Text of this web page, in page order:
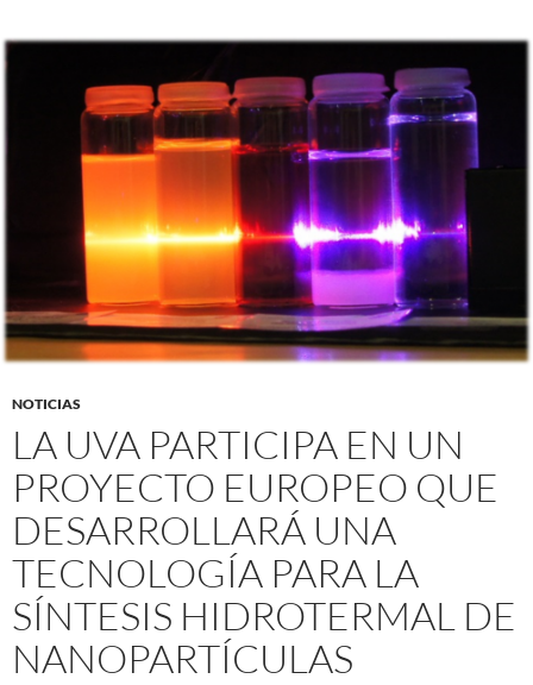
NOTICIAS
LA UVA PARTICIPA EN UN
PROYECTO EUROPEO QUE
DESARROLLARÁ UNA
TECNOLOGÍA PARA LA
SÍNTESIS HIDROTERMAL DE
NANOPARTÍCULAS